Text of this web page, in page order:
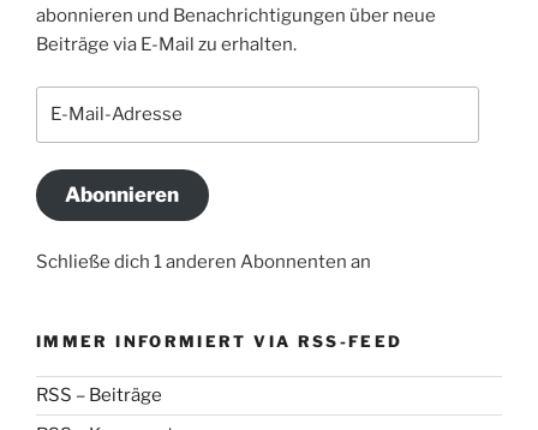
abonnieren und Benachrichtigungen über neue
Beiträge via E-Mail zu erhalten.
Abonnieren
Schließe dich 1 anderen Abonnenten an
IMMER INFORMIERT VIA RSS-FEED
RSS – Beiträge